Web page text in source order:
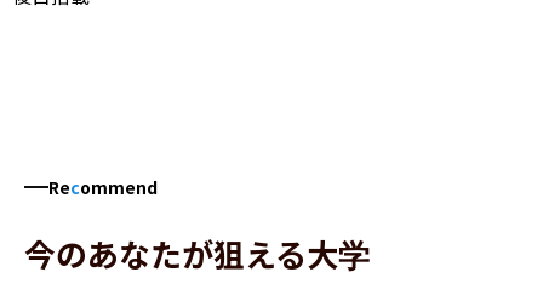
Recommend
今のあなたが狙える大学